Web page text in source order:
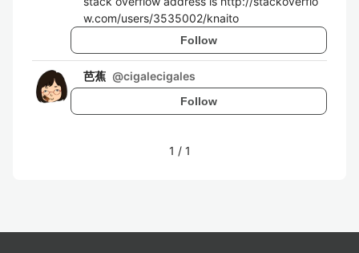
w.com/users/3535002/knaito
Follow
芭蕉 @cigalecigales
Follow
1 / 1